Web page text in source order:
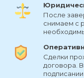
После
снимаем с
Сделки
договора.